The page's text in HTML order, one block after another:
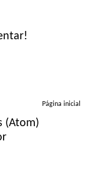
Página inicial
(Atom)